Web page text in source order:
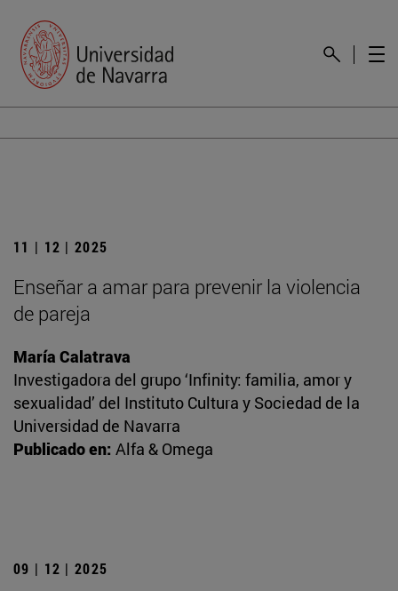
11 | 12 | 2025
Enseñar a amar para prevenir la violencia
de pareja
María Calatrava
Investigadora del grupo ‘Infinity: familia, amor y
sexualidad’ del Instituto Cultura y Sociedad de la
Universidad de Navarra
Publicado en: Alfa & Omega
09 | 12 | 2025